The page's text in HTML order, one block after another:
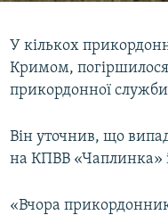
У кількох
Кримом,
прикордонної
Він уточнив, що
на КПВВ «Чаплинка»
«Вчора